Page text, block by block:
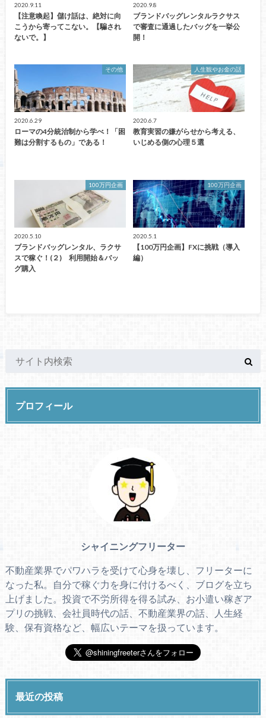
2020.9.11
【注意喚起】儲け話は、絶対に向
こうから寄ってこない。【騙され
ないで。】
2020.9.8
ブランドバッグレンタルラクサス
で審査に通過したバッグを一挙公
開！
その他
2020.6.29
ローマの4分統治制から学べ！「困
難は分割するもの」である！
人生観やお金の話
2020.6.7
教育実習の嫌がらせから考える、
いじめる側の心理５選
100万円企画
2020.5.10
ブランドバッグレンタル、ラクサ
スで稼ぐ！(２) 利用開始＆バッ
グ購入
100万円企画
2020.5.1
【100万円企画】FXに挑戦（導入
編）
プロフィール
シャイニングフリーター
不動産業界でパワハラを受けて心身を壊し、フリーターに
なった私。自分で稼ぐ力を身に付けるべく、ブログを立ち
上げました。投資で不労所得を得る試み、お小遣い稼ぎア
プリの挑戦、会社員時代の話、不動産業界の話、人生経
験、保有資格など、幅広いテーマを扱っています。
最近の投稿